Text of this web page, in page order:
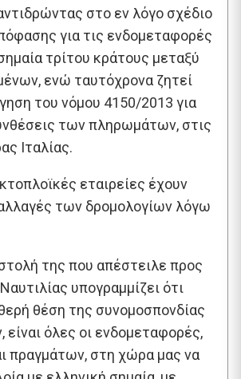
στο εν λόγο σχέδιο
για τις ενδομεταφορές
τρίτου κράτους μεταξύ
ενώ ταυτόχρονα ζητεί
του νόμου 4150/2013 για
των πληρωμάτων, στις
Ιταλίας.
εταιρείες έχουν
των δρομολογίων λόγω
της που απέστειλε προς
υπογραμμίζει ότι
θέση της συνομοσπονδίας
όλες οι ενδομεταφορές,
πραγμάτων, στη χώρα μας να